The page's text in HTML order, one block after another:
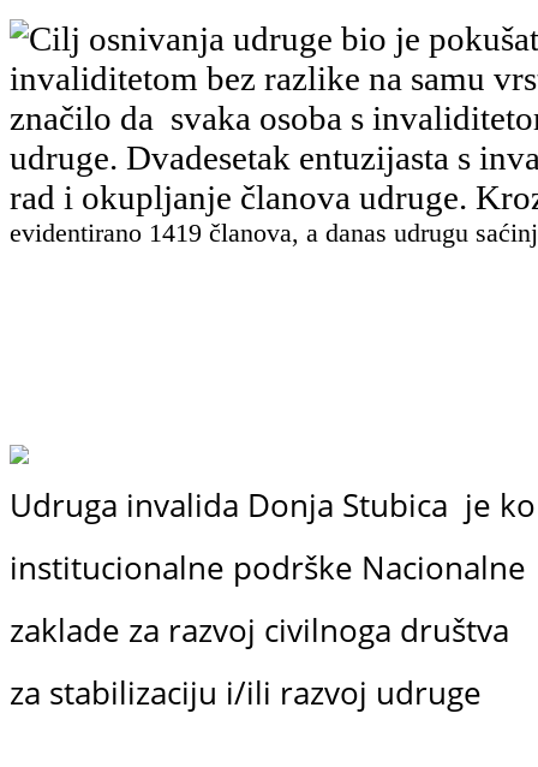
Cilj osnivanja udruge bio je
invaliditetom bez razlike na samu
značilo da svaka osoba s
udruge. Dvadesetak entuzijasta s
rad i okupljanje članova udruge.
evidentirano 1419 članova, a danas udrugu
Udruga invalida Donja Stubica je
institucionalne podrške Nacionalne
zaklade za razvoj civilnoga društva
za stabilizaciju i/ili razvoj udruge